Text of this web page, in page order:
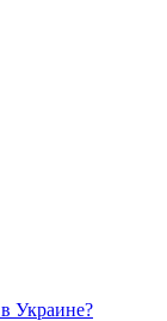
Украине?